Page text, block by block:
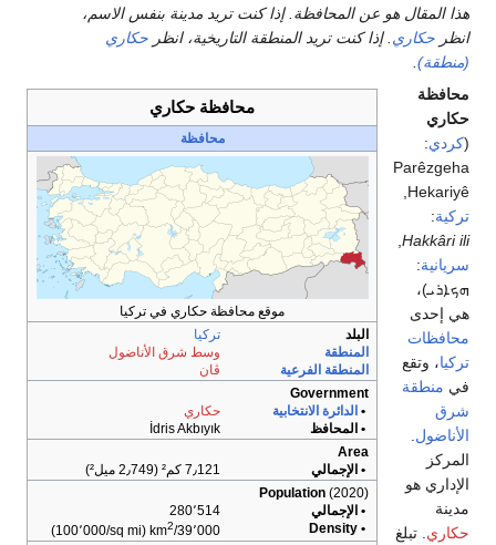
هذا المقال هو عن المحافظة. إذا كنت تريد مدينة بنفس الاسم،
انظر حكاري . إذا كنت تريد المنطقة التاريخية، انظر حكاري
(منطقة)
محافظة حكاري
محافظة
موقع محافظة حكاري في تركيا
البلد
تركيا
المنطقة
وسط شرق الأناضول
المنطقة الفرعية
ڤان
Government
• الدائرة الانتخابية
حكاري
• المحافظ
İdris Akbıyık
Area
• الإجمالي
7٫121 كم² (2٫749 ميل²)
Population (2020)
• الإجمالي
280٬514
• Density
39٬000/km 2
(100٬000/sq mi)
محافظة
حكاري
(كردي:
Parêzgeha
Hekariyê
تركية:
Hakkâri ili
سريانية:
ܗܟܐܪܝ)،
هي إحدى
محافظات
تركيا، وتقع
في منطقة
شرق
الأناضول
المركز
الإداري هو
مدينة
حكاري . تبلغ